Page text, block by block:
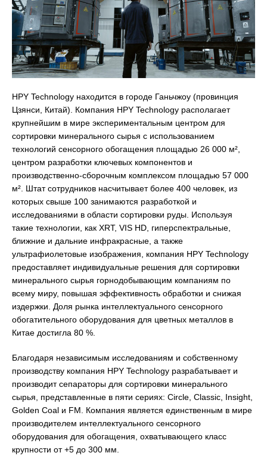
HPY Technology находится в городе Ганьчжоу (провинция
Цзянси, Китай). Компания HPY Technology располагает
крупнейшим в мире экспериментальным центром для
сортировки минерального сырья с использованием
технологий сенсорного обогащения площадью 26 000 м²,
центром разработки ключевых компонентов и
производственно-сборочным комплексом площадью 57 000
м². Штат сотрудников насчитывает более 400 человек, из
которых свыше 100 занимаются разработкой и
исследованиями в области сортировки руды. Используя
такие технологии, как XRT, VIS HD, гиперспектральные,
ближние и дальние инфракрасные, а также
ультрафиолетовые изображения, компания HPY Technology
предоставляет индивидуальные решения для сортировки
минерального сырья горнодобывающим компаниям по
всему миру, повышая эффективность обработки и снижая
издержки. Доля рынка интеллектуального сенсорного
обогатительного оборудования для цветных металлов в
Китае достигла 80 %.
Благодаря независимым исследованиям и собственному
производству компания HPY Technology разрабатывает и
производит сепараторы для сортировки минерального
сырья, представленные в пяти сериях: Circle, Classic, Insight,
Golden Coal и FM. Компания является единственным в мире
производителем интеллектуального сенсорного
оборудования для обогащения, охватывающего класс
крупности от +5 до 300 мм.